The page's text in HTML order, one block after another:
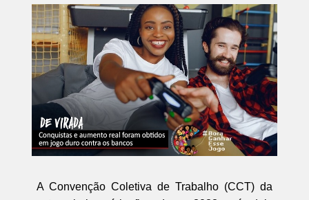
A Convenção Coletiva de Trabalho (CCT) da